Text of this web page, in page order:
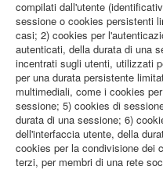
compilati dall'utente
sessione o cookies persistenti
casi; 2) cookies per
autenticati, della durata di una
incentrati sugli utenti, utilizzati
per una durata persistente
multimediali, come i cookies
sessione; 5) cookies di
durata di una sessione; 6)
dell'interfaccia utente, della
cookies per la condivisione dei
terzi, per membri di una rete